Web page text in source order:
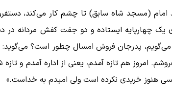
امام (مسجد شاه سابق) تا چشم کار می‌کند،
یک چهارپایه ایستاده و دو جفت کفش مردانه در
و می‌گویم، پدرجان فروش امسال چطور است؟
امروز هم تازه آمدم، یعنی از اداره آمدم و
هنوز خریدی نکرده است ولی امیدم به خداست.»